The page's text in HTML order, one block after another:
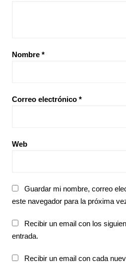
Nombre *
Correo electrónico *
Web
Guardar mi nombre, correo
este navegador para la próxima
Recibir un email con los
entrada.
Recibir un email con cada